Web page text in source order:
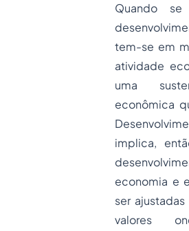
Quando
tem-se em
atividade
uma
econômica
implica,
economia e
ser
valores